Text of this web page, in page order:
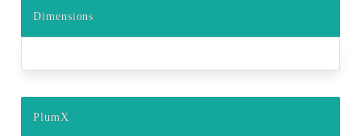
Dimensions
PlumX